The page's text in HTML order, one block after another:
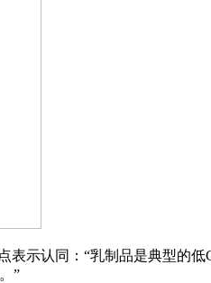
示认同：“乳制品是典型的低
”